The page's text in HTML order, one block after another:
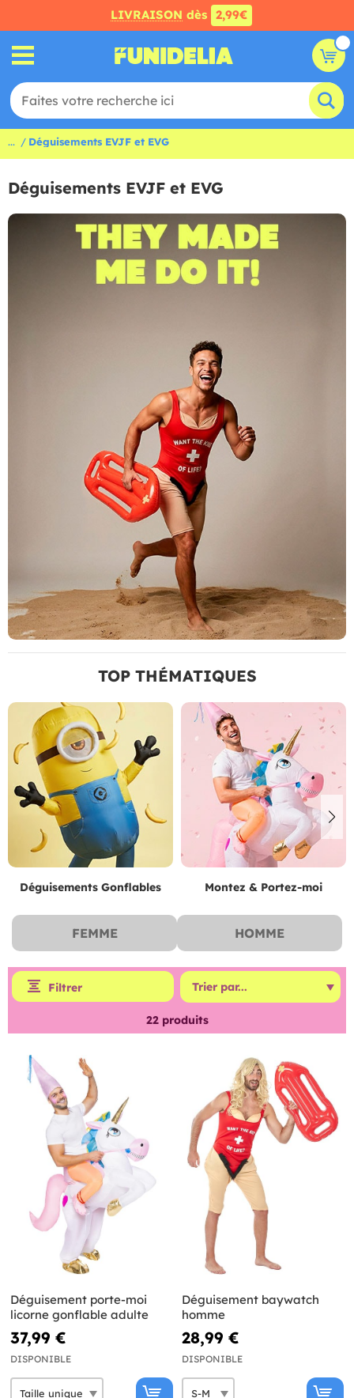
LIVRAISON dès 2,99€
... Déguisements EVJF et EVG
Déguisements EVJF et EVG
TOP THÉMATIQUES
Déguisements Gonflables Montez & Portez-moi
FEMME HOMME
Filtrer
22produits
Déguisement porte-moi
licorne gonflable adulte
37,99 €
DISPONIBLE
Déguisement baywatch
homme
28,99 €
DISPONIBLE